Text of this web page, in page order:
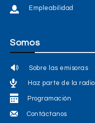
Empleabilidad
Somos
Sobre las emisoras
Haz parte de la radio
Programación
Contáctanos